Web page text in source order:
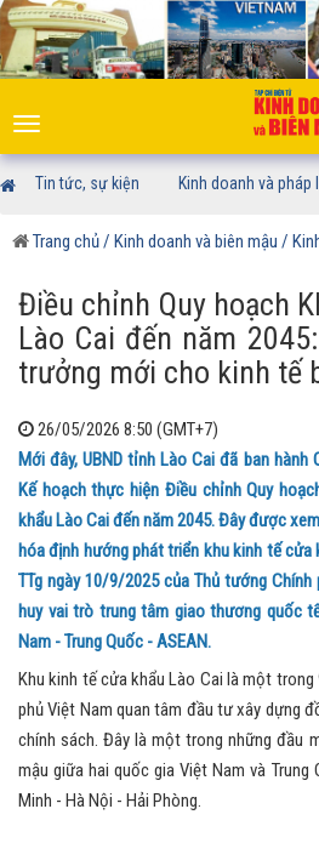
Toggle
navigation
Tin tức, sự kiện Kinh doanh và pháp
Trang chủ/ Kinh doanh và biên mậu /
Điều chỉnh Quy hoạch
Lào Cai đến năm
trưởng mới cho kinh tế
26/05/2026 8:50 (GMT+7)
Mới đây, UBND tỉnh Lào Cai đã ban
Kế hoạch thực hiện Điều chỉnh Quy
khẩu Lào Cai đến năm 2045. Đây được
hóa định hướng phát triển khu kinh tế
TTg ngày 10/9/2025 của Thủ tướng
huy vai trò trung tâm giao thương quốc
Nam - Trung Quốc - ASEAN.
Khu kinh tế cửa khẩu Lào Cai là một
phủ Việt Nam quan tâm đầu tư xây dựng
chính sách. Đây là một trong những đầu
mậu giữa hai quốc gia Việt Nam và
Minh - Hà Nội - Hải Phòng.